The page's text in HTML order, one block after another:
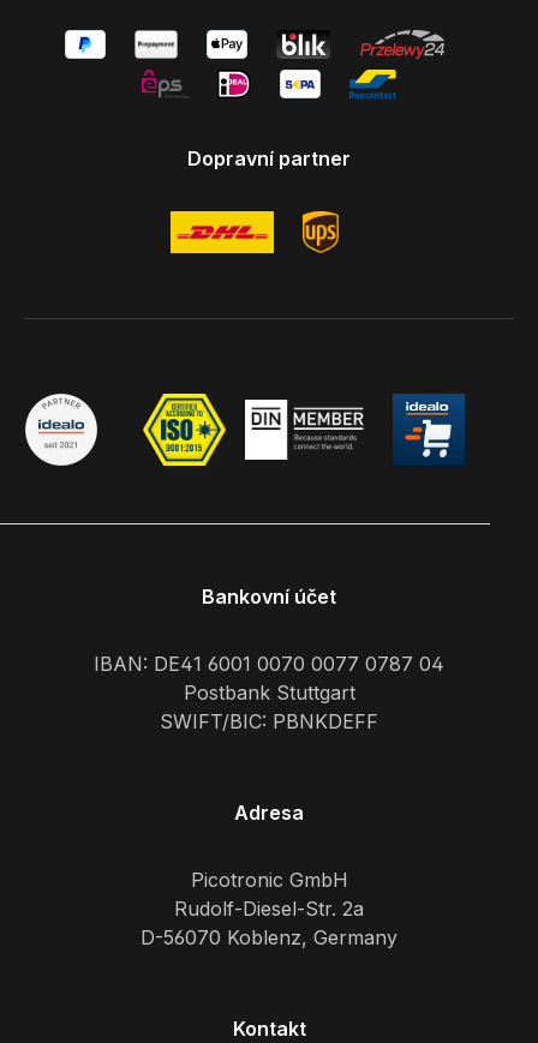
Dopravní partner
Bankovní účet
IBAN: DE41 6001 0070 0077 0787 04
Postbank Stuttgart
SWIFT/BIC: PBNKDEFF
Adresa
Picotronic GmbH
Rudolf-Diesel-Str. 2a
D-56070 Koblenz, Germany
Kontakt